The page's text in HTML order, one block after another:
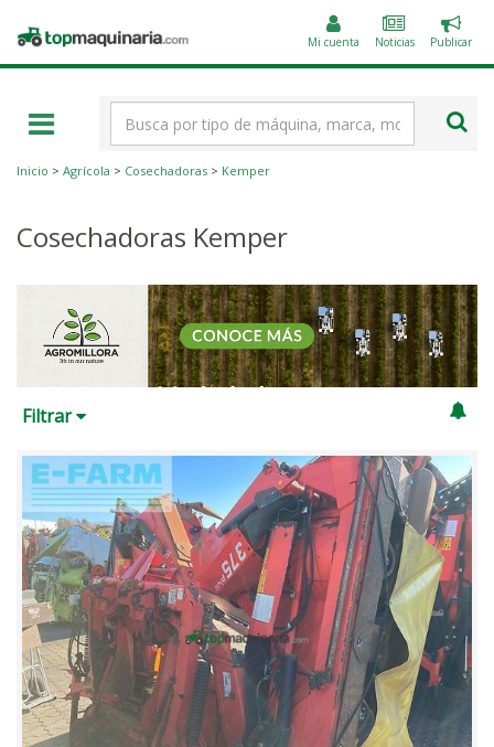
Topmaquinaria.com Mi cuenta Noticias
un
Publicar
Inicio > Agrícola > Cosechadoras > Kemper
Cosechadoras Kemper
Filtrar